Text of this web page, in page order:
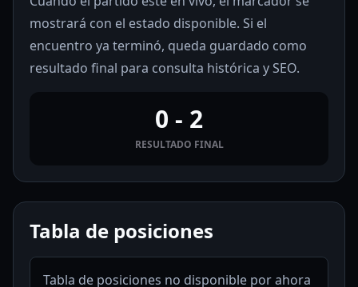
mostrará con el estado disponible. Si el
encuentro ya terminó, queda guardado como
resultado final para consulta histórica y SEO.
0 - 2
RESULTADO FINAL
Tabla de posiciones
Tabla de posiciones no disponible por ahora